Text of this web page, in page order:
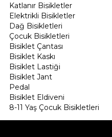
Katlanır Bisikletler
Elektrikli Bisikletler
Dağ Bisikletleri
Çocuk Bisikletleri
Bisiklet Çantası
Bisiklet Kaskı
Bisiklet Lastiği
Bisiklet Jant
Pedal
Bisiklet Eldiveni
8-11 Yaş Çocuk Bisikletleri